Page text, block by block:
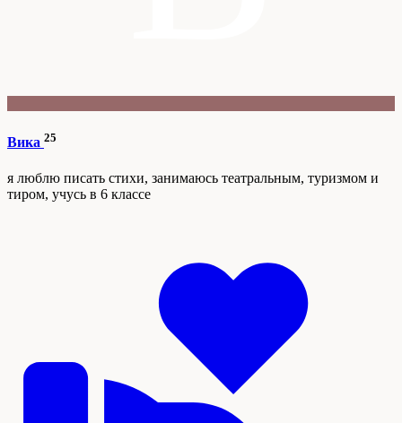
Вика 25
я люблю писать стихи, занимаюсь театральным, туризмом и
тиром, учусь в 6 классе